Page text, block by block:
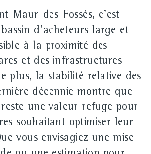
Maur-des-Fossés, c'est
d'acheteurs large et
à la proximité des
et des infrastructures
plus, la stabilité relative des
décennie montre que
une valeur refuge pour
souhaitant optimiser leur
vous envisagiez une mise